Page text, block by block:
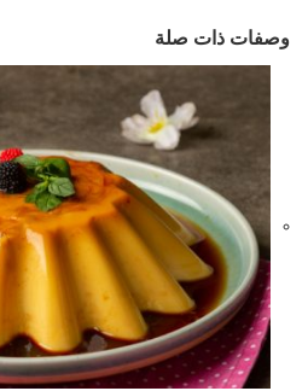
وصفات ذات صلة